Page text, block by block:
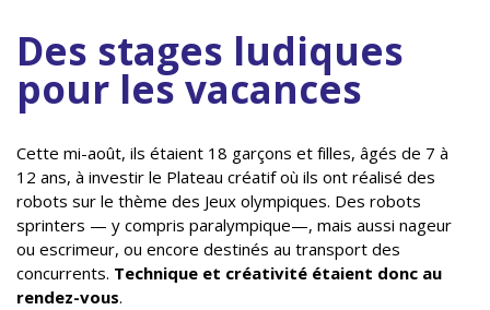
Des stages ludiques
pour les vacances
Cette mi-août, ils étaient 18 garçons et filles, âgés de 7 à
12 ans, à investir le Plateau créatif où ils ont réalisé des
robots sur le thème des Jeux olympiques. Des robots
sprinters — y compris paralympique—, mais aussi nageur
ou escrimeur, ou encore destinés au transport des
concurrents. Technique et créativité étaient donc au
rendez-vous.